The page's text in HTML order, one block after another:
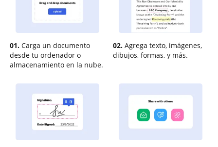
01. Carga un documento
desde tu ordenador o
almacenamiento en la nube.
02. Agrega texto, imágenes,
dibujos, formas, y más.